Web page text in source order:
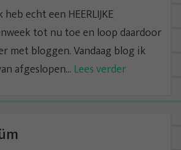
echt een HEERLIJKE
tot nu toe en loop daardoor
met bloggen. Vandaag blog ik
afgeslopen... Lees verder